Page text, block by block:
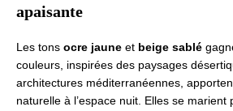
apaisante
Les tons ocre jaune et beige sablé
couleurs, inspirées des paysages
architectures méditerranéennes,
naturelle à l’espace nuit. Elles se